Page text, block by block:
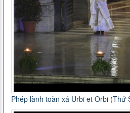
Phép lành toàn xá Urbi et Orbi (Thứ